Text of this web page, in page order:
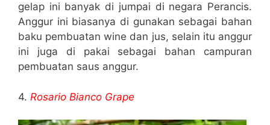
gelap ini banyak di jumpai di negara Perancis.
Anggur ini biasanya di gunakan sebagai bahan
baku pembuatan wine dan jus, selain itu anggur
ini juga di pakai sebagai bahan campuran
pembuatan saus anggur.
4. Rosario Bianco Grape